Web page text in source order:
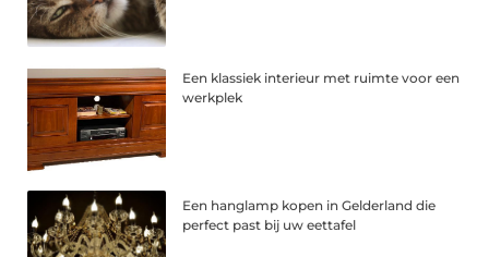
Een klassiek interieur met ruimte voor een
werkplek
Een hanglamp kopen in Gelderland die
perfect past bij uw eettafel